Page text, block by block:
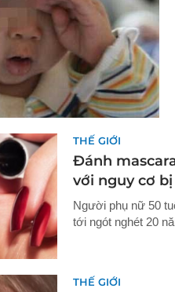
THẾ GIỚI
Đánh
với nguy cơ
Người phụ nữ 50
tới ngót nghét 20
THẾ GIỚI